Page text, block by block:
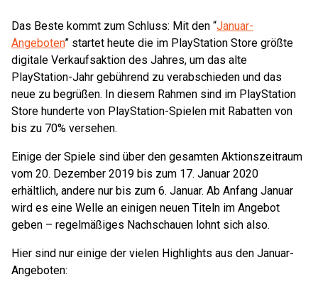
Das Beste kommt zum Schluss: Mit den “Januar-
Angeboten” startet heute die im PlayStation Store größte
digitale Verkaufsaktion des Jahres, um das alte
PlayStation-Jahr gebührend zu verabschieden und das
neue zu begrüßen. In diesem Rahmen sind im PlayStation
Store hunderte von PlayStation-Spielen mit Rabatten von
bis zu 70% versehen.
Einige der Spiele sind über den gesamten Aktionszeitraum
vom 20. Dezember 2019 bis zum 17. Januar 2020
erhältlich, andere nur bis zum 6. Januar. Ab Anfang Januar
wird es eine Welle an einigen neuen Titeln im Angebot
geben – regelmäßiges Nachschauen lohnt sich also.
Hier sind nur einige der vielen Highlights aus den Januar-
Angeboten: